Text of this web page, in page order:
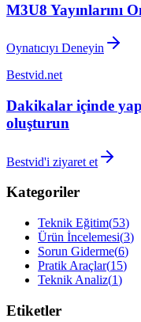
M3U8 Yayınlarını
Oynatıcıyı Deneyin
Bestvid.net
Dakikalar içinde
oluşturun
Bestvid'i ziyaret et
Kategoriler
Teknik Eğitim(53)
Ürün İncelemesi(3)
Sorun Giderme(6)
Pratik Araçlar(15)
Teknik Analiz(1)
Etiketler